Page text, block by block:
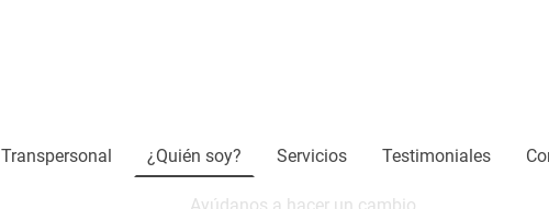
Transpersonal ¿Quién soy? Servicios Testimoniales